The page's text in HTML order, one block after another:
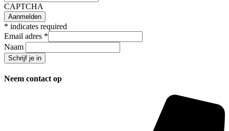
CAPTCHA
* indicates required
Email adres *
Naam
Neem contact op